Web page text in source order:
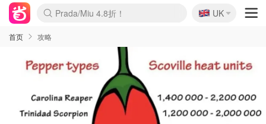
Prada/Miu 4.8折！
🇬🇧
UK
首页 攻略